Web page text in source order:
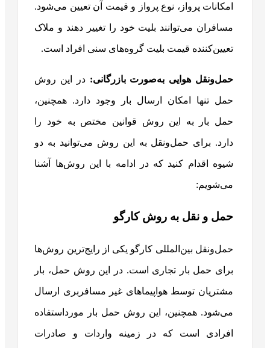
امکانات پرواز، نوع پرواز و قیمت آن تعیین می‌شود.
مسافران می‌توانند بلیت خود را تغییر دهند و ملاک
تعیین‌کننده قیمت بلیت گروه‌های سنی افراد است.
حمل‌ونقل هوایی به‌صورت بازرگانی: در این روش
حمل تنها امکان ارسال بار وجود دارد. همچنین،
حمل بار به این روش قوانین مختص به خود را
دارد. برای حمل‌ونقل به این روش می‌توانید به دو
شیوه اقدام کنید که در ادامه با این روش‌ها آشنا
می‌شویم:
حمل‌ و نقل به روش کارگو
حمل‌ونقل بین‌المللی کارگو یکی از رایج‌ترین روش‌ها
برای حمل بار تجاری است. در این روش حمل، بار
مشتریان توسط هواپیماهای غیر مسافربری ارسال
می‌شود. همچنین، این روش حمل بار مورداستفاده
افرادی است که در زمینه واردات و صادرات